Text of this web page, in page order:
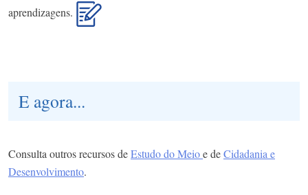
aprendizagens.
E agora...
Consulta outros recursos deEstudo do Meioe deCidadania e
Desenvolvimento.